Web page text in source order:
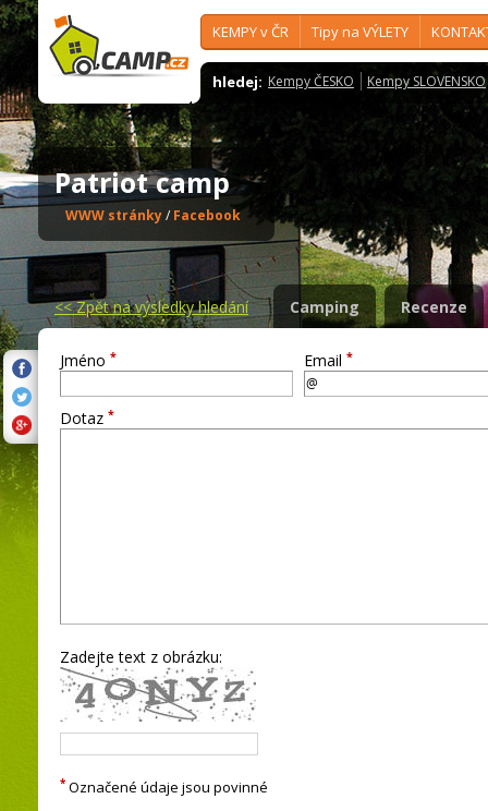
KEMPY v ČR Tipy na VÝLETY
hledej: Kempy ČESKO Kempy SLOVENSKO
Patriot camp
WWW stránky/ Facebook
<<Zpět na výsledky hledání Camping Recenze
Jméno * Email *
Dotaz *
Zadejte text z obrázku:
* Označené údaje jsou povinné